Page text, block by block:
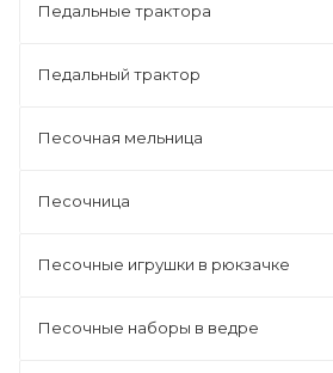
Педальные трактора
Педальный трактор
Песочная мельница
Песочница
Песочные игрушки в рюкзачке
Песочные наборы в ведре